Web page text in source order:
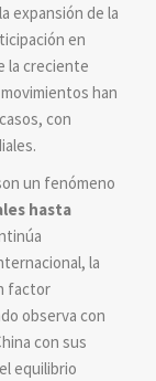
expansión de la
en
la creciente
han
con
un fenómeno
hasta
la
factor
observa con
con sus
equilibrio